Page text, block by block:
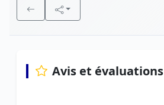
Avis et évaluations